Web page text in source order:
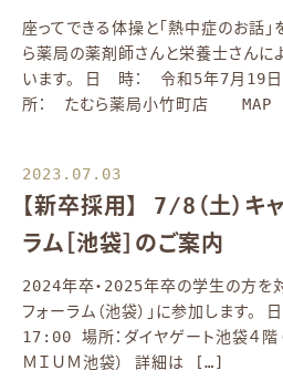
座ってできる体操と「熱中症のお話
ら薬局の薬剤師さんと栄養士さんに
います。 日 時： 令和5年7月19
所： たむら薬局小竹町店 MAP
2023.07.03
【新卒採用】 7/8（土）キ
ラム［池袋］のご案内
2024年卒・2025年卒の学生の方を
フォーラム（池袋）」に参加します。
17:00 場所：ダイヤゲート池袋４階（
ＭＩＵＭ池袋） 詳細は […]